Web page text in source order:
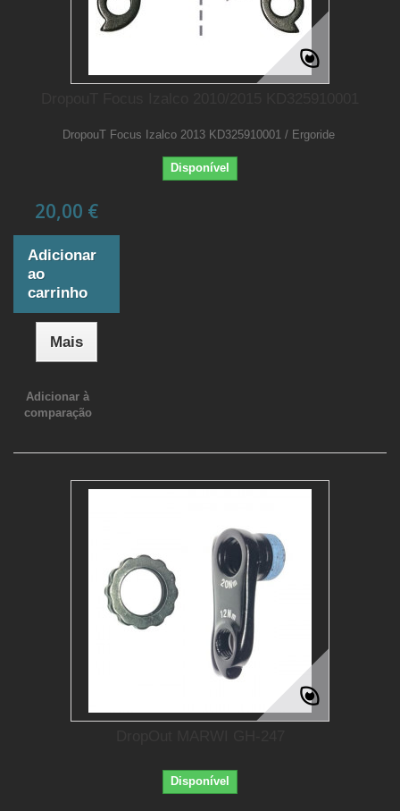
DropouT Focus Izalco 2013 KD325910001 / Ergoride
Disponível
20,00 €
Adicionar
ao
carrinho
Mais
Adicionar à
comparação
Disponível